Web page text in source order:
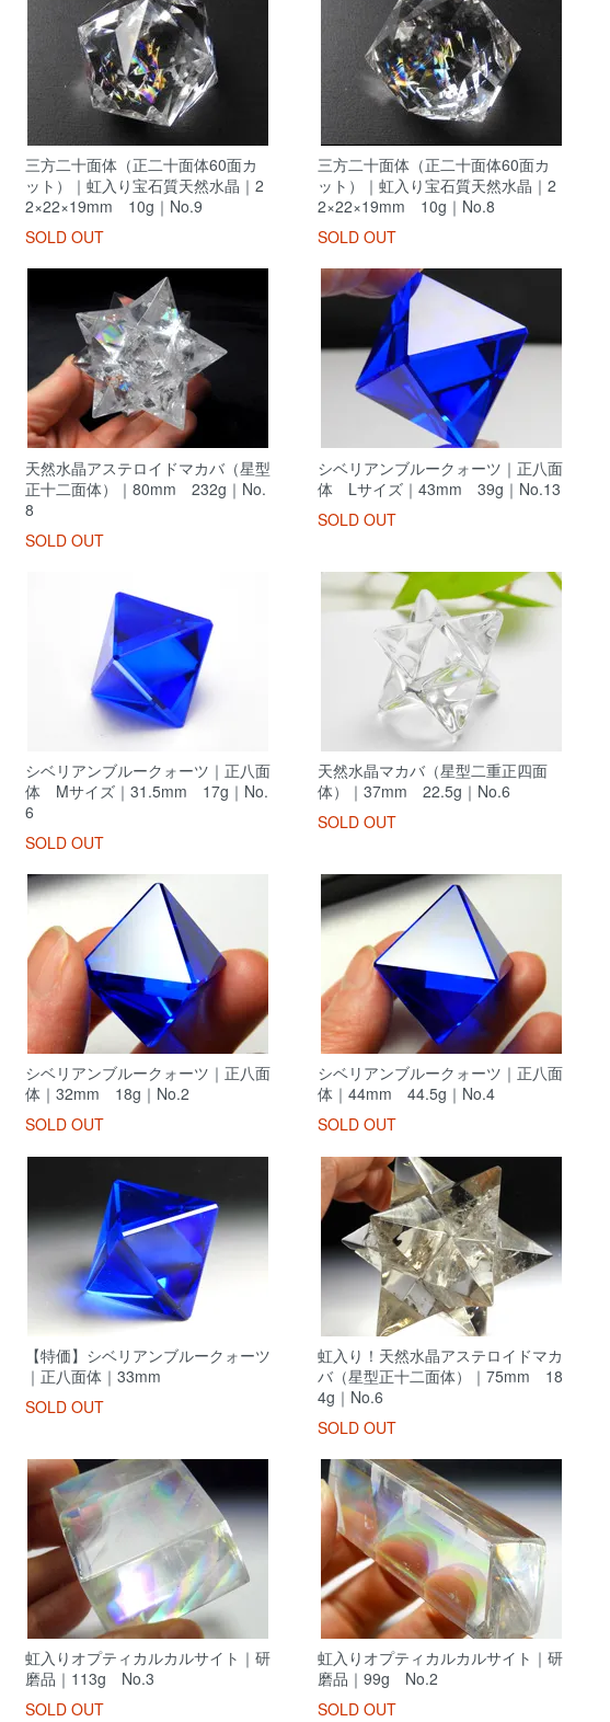
三方二十面体（正二十面体60面カ
ット）｜虹入り宝石質天然水晶｜2
2×22×19mm 10g｜No.9
SOLD OUT
三方二十面体（正二十面体60面カ
ット）｜虹入り宝石質天然水晶｜2
2×22×19mm 10g｜No.8
SOLD OUT
天然水晶アステロイドマカバ（星型
正十二面体）｜80mm 232g｜No.
8
SOLD OUT
シベリアンブルークォーツ｜正八面
体 Lサイズ｜43mm 39g｜No.13
SOLD OUT
シベリアンブルークォーツ｜正八面
体 Mサイズ｜31.5mm 17g｜No.
6
SOLD OUT
天然水晶マカバ（星型二重正四面
体）｜37mm 22.5g｜No.6
SOLD OUT
シベリアンブルークォーツ｜正八面
体｜32mm 18g｜No.2
SOLD OUT
シベリアンブルークォーツ｜正八面
体｜44mm 44.5g｜No.4
SOLD OUT
【特価】シベリアンブルークォーツ
｜正八面体｜33mm
SOLD OUT
虹入り！天然水晶アステロイドマカ
バ（星型正十二面体）｜75mm 18
4g｜No.6
SOLD OUT
虹入りオプティカルカルサイト｜研
磨品｜113g No.3
SOLD OUT
虹入りオプティカルカルサイト｜研
磨品｜99g No.2
SOLD OUT